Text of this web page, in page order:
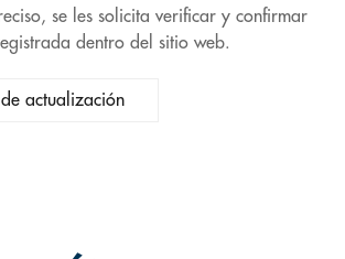
se les solicita verificar y confirmar
dentro del sitio web.
actualización